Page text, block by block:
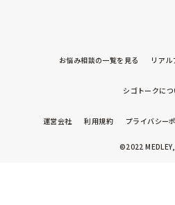
お悩み相談の一覧を見る リア
シゴトークに
運営会社 利用規約 プライバシー
©2022